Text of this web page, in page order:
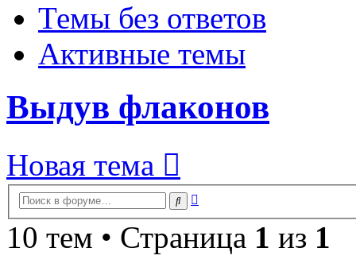
Темы без ответов
Активные темы
Выдув флаконов
Новая тема
Поиск
10 тем • Страница 1 из 1